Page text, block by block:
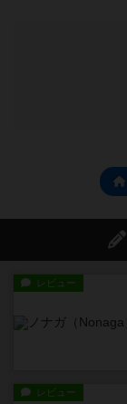
レビュー
レビュー